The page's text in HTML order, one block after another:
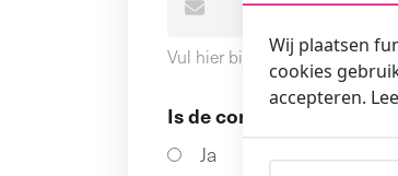
Vul hier bij voorkeur het e-
Is de contactpersoon ook
Ja
Wij plaatsen
cookies
accepteren.